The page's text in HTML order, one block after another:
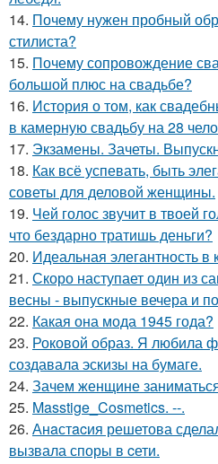
14. Почему нужен пробный
стилиста?
15. Почему сопровождение
большой плюс на свадьбе?
16. История о том, как
в камерную свадьбу на 28
17. Экзамены. Зачеты.
18. Как всё успевать, быть
советы для деловой женщины.
19. Чей голос звучит в твоей
что бездарно тратишь деньги?
20. Идеальная элегантность в
21. Скоро наступает один из
весны - выпускные вечера и
22. Какая она мода 1945 года?
23. Роковой образ. Я любила
создавала эскизы на бумаге.
24. Зачем женщине
25. Masstige_Cosmetics. --.
26. Анaстacия решетова
вызвала споры в cети.